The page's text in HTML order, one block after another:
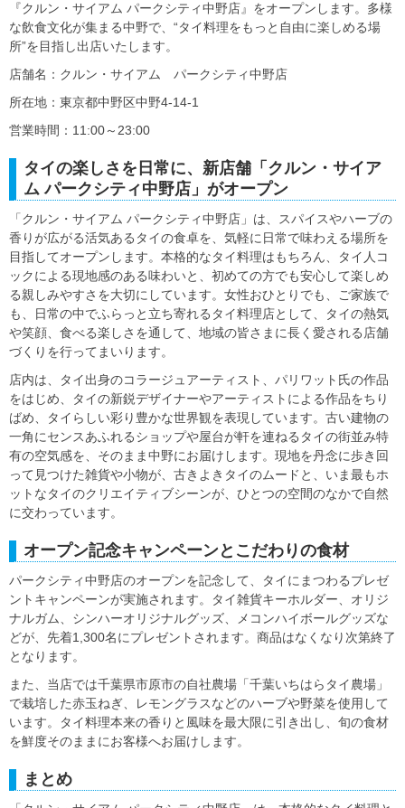
『クルン・サイアム パークシティ中野店』をオープンします。多様
な飲食文化が集まる中野で、“タイ料理をもっと自由に楽しめる場
所”を目指し出店いたします。
店舗名：クルン・サイアム パークシティ中野店
所在地：東京都中野区中野4-14-1
営業時間：11:00～23:00
タイの楽しさを日常に、新店舗「クルン・サイア
ム パークシティ中野店」がオープン
「クルン・サイアム パークシティ中野店」は、スパイスやハーブの
香りが広がる活気あるタイの食卓を、気軽に日常で味わえる場所を
目指してオープンします。本格的なタイ料理はもちろん、タイ人コ
ックによる現地感のある味わいと、初めての方でも安心して楽しめ
る親しみやすさを大切にしています。女性おひとりでも、ご家族で
も、日常の中でふらっと立ち寄れるタイ料理店として、タイの熱気
や笑顔、食べる楽しさを通して、地域の皆さまに長く愛される店舗
づくりを行ってまいります。
店内は、タイ出身のコラージュアーティスト、パリワット氏の作品
をはじめ、タイの新鋭デザイナーやアーティストによる作品をちり
ばめ、タイらしい彩り豊かな世界観を表現しています。古い建物の
一角にセンスあふれるショップや屋台が軒を連ねるタイの街並み特
有の空気感を、そのまま中野にお届けします。現地を丹念に歩き回
って見つけた雑貨や小物が、古きよきタイのムードと、いま最もホ
ットなタイのクリエイティブシーンが、ひとつの空間のなかで自然
に交わっています。
オープン記念キャンペーンとこだわりの食材
パークシティ中野店のオープンを記念して、タイにまつわるプレゼ
ントキャンペーンが実施されます。タイ雑貨キーホルダー、オリジ
ナルガム、シンハーオリジナルグッズ、メコンハイボールグッズな
どが、先着1,300名にプレゼントされます。商品はなくなり次第終了
となります。
また、当店では千葉県市原市の自社農場「千葉いちはらタイ農場」
で栽培した赤玉ねぎ、レモングラスなどのハーブや野菜を使用して
います。タイ料理本来の香りと風味を最大限に引き出し、旬の食材
を鮮度そのままにお客様へお届けします。
まとめ